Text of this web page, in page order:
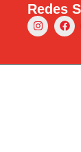
Redes